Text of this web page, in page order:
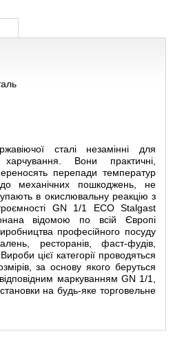
сталі незамінні для
харчування. Вони практичні,
перепади температур
механічних пошкоджень, не
в окислювальну реакцію з
GN 1/1 ECO Stalgast
відомою по всій Європі
професійного посуду
ресторанів, фаст-фудів,
цієї категорії проводяться
за основу якого беруться
маркуванням GN 1/1,
на будь-яке торговельне